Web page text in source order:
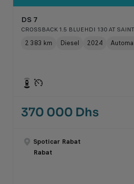
DS 7
CROSSBACK 1.5 BLUEHDI 130 AT
2 383 km Diesel 2024
370 000 Dhs
Spoticar Rabat
Rabat